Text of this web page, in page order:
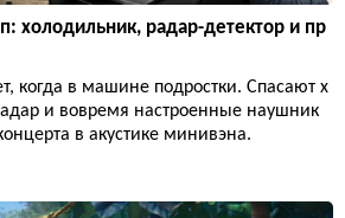
холодильник, радар-детектор и пр
когда в машине подростки. Спасают х
и вовремя настроенные наушник
в акустике минивэна.